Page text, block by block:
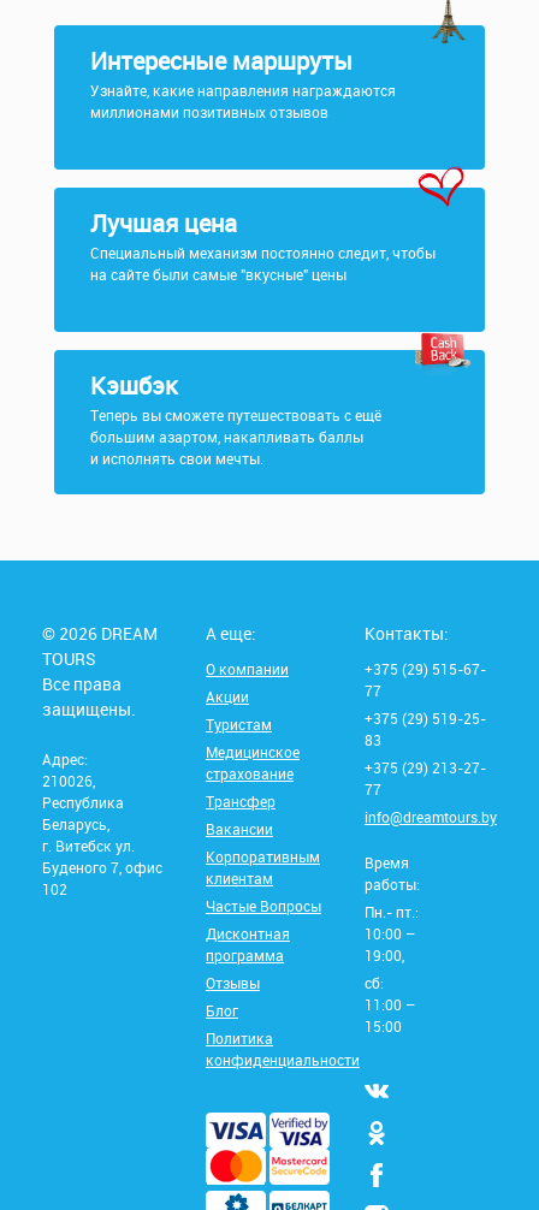
Интересные маршруты
Узнайте, какие направления награждаются
миллионами позитивных отзывов
Лучшая цена
Специальный механизм постоянно следит, чтобы
на сайте были самые "вкусные" цены
Кэшбэк
Теперь вы сможете путешествовать с ещё
большим азартом, накапливать баллы
и исполнять свои мечты.
© 2026 DREAM
TOURS
Все права
защищены.
Адрес:
210026,
Республика
Беларусь,
г. Витебск ул.
Буденого 7, офис
102
А еще:
О компании
Акции
Туристам
Медицинское
страхование
Трансфер
Вакансии
Корпоративным
клиентам
Частые Вопросы
Дисконтная
программа
Отзывы
Блог
Политика
конфиденциальности
Контакты:
+375 (29) 515-67-
77
+375 (29) 519-25-
83
+375 (29) 213-27-
77
info@dreamtours.by
Время
работы:
Пн.- пт.:
10:00 –
19:00,
сб:
11:00 –
15:00